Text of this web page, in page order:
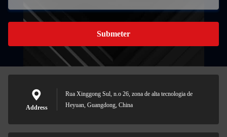
Submeter
Address
Rua Xinggong Sul, n.o 26, zona de alta tecnologia de
Heyuan, Guangdong, China